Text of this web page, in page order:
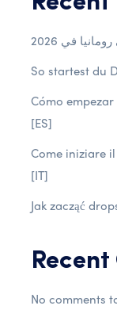
So startest du
Cómo
[ES]
Come iniziare
[IT]
Jak zacząć
No comments